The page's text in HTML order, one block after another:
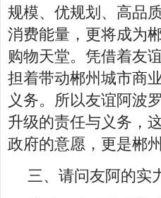
规模、优规划、高品
消费能量，更将成为
购物天堂。凭借着友
担着带动郴州城市商
义务。所以友谊阿波
升级的责任与义务，
政府的意愿，更是郴
三、请问友阿的实